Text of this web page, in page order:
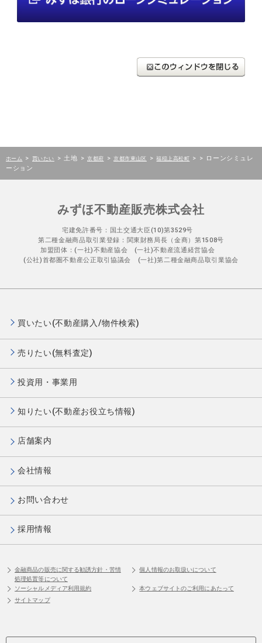
ホーム > 買いたい > 土地 > 京都府 > 京都市東山区 > 福稲上高松町 > > ローンシミュレ
ーション
みずほ不動産販売株式会社
宅建免許番号：国土交通大臣(10)第3529号
第二種金融商品取引業登録：関東財務局長（金商）第1508号
加盟団体：(一社)不動産協会 (一社)不動産流通経営協会
(公社)首都圏不動産公正取引協議会 (一社)第二種金融商品取引業協会
買いたい(不動産購入/物件検索)
売りたい(無料査定)
投資用・事業用
知りたい(不動産お役立ち情報)
店舗案内
会社情報
お問い合わせ
採用情報
金融商品の販売に関する勧誘方針・苦情
処理処置等について
個人情報のお取扱いについて
ソーシャルメディア利用規約
本ウェブサイトのご利用にあたって
サイトマップ